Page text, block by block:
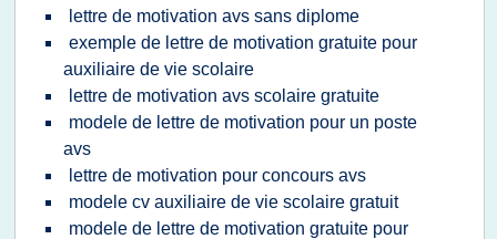
lettre de motivation avs sans diplome
exemple de lettre de motivation gratuite pour
auxiliaire de vie scolaire
lettre de motivation avs scolaire gratuite
modele de lettre de motivation pour un poste
avs
lettre de motivation pour concours avs
modele cv auxiliaire de vie scolaire gratuit
modele de lettre de motivation gratuite pour